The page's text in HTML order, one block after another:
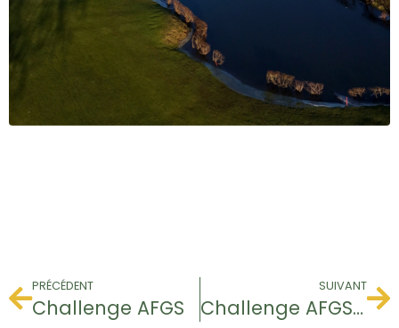
PRÉCÉDENT
Challenge AFGS
SUIVANT
Challenge AFGS FINALE